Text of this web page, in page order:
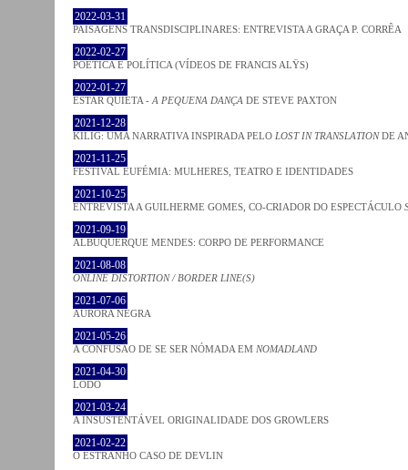
2022-03-31
PAISAGENS TRANSDISCIPLINARES: ENTREVISTA A GRAÇA P. CORRÊA
2022-02-27
POÉTICA E POLÍTICA (VÍDEOS DE FRANCIS ALŸS)
2022-01-27
ESTAR QUIETA - A PEQUENA DANÇA DE STEVE PAXTON
2021-12-28
KILIG: UMA NARRATIVA INSPIRADA PELO LOST IN TRANSLATIONDE
2021-11-25
FESTIVAL EUFÉMIA: MULHERES, TEATRO E IDENTIDADES
2021-10-25
ENTREVISTA A GUILHERME GOMES, CO-CRIADOR DO ESPECTÁCULO
2021-09-19
ALBUQUERQUE MENDES: CORPO DE PERFORMANCE
2021-08-08
ONLINE DISTORTION / BORDER LINE(S)
2021-07-06
AURORA NEGRA
2021-05-26
A CONFUSÃO DE SE SER NÓMADA EM NOMADLAND
2021-04-30
LODO
2021-03-24
A INSUSTENTÁVEL ORIGINALIDADE DOS GROWLERS
2021-02-22
O ESTRANHO CASO DE DEVLIN